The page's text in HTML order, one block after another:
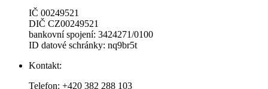
IČ 00249521
DIČ CZ00249521
bankovní spojení: 3424271/0100
ID datové schránky: nq9br5t
Kontakt:
Telefon: +420 382 288 103